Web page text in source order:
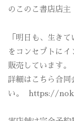
のこのこ書店店主
「明日も、生きて
をコンセプトに
販売しています。
詳細はこちら合同
い。 https://